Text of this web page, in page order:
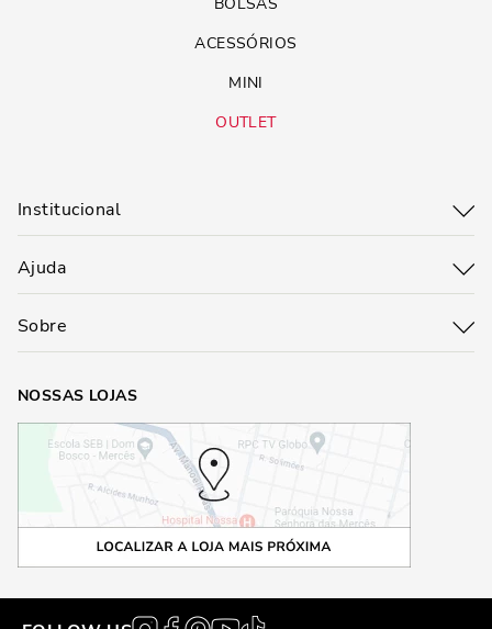
ACESSÓRIOS
MINI
OUTLET
Institucional
Ajuda
Sobre
NOSSAS LOJAS